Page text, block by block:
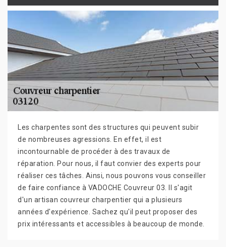
Les charpentes sont des structures qui peuvent subir
de nombreuses agressions. En effet, il est
incontournable de procéder à des travaux de
réparation. Pour nous, il faut convier des experts pour
réaliser ces tâches. Ainsi, nous pouvons vous conseiller
de faire confiance à VADOCHE Couvreur 03. Il s'agit
d'un artisan couvreur charpentier qui a plusieurs
années d'expérience. Sachez qu'il peut proposer des
prix intéressants et accessibles à beaucoup de monde.